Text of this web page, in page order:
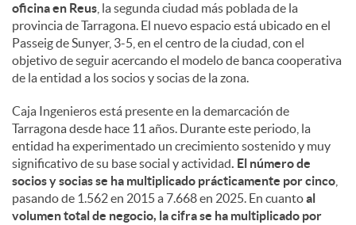
oficina en Reus , la segunda ciudad más poblada de la
provincia de Tarragona. El nuevo espacio está ubicado en el
Passeig de Sunyer, 3-5, en el centro de la ciudad, con el
objetivo de seguir acercando el modelo de banca cooperativa
de la entidad a los socios y socias de la zona.
Caja Ingenieros está presente en la demarcación de
Tarragona desde hace 11 años. Durante este periodo, la
entidad ha experimentado un crecimiento sostenido y muy
significativo de su base social y actividad. El número de
socios y socias se ha multiplicado prácticamente por cinco
pasando de 1.562 en 2015 a 7.668 en 2025. En cuantoal
volumen total de negocio, la cifra se ha multiplicado por